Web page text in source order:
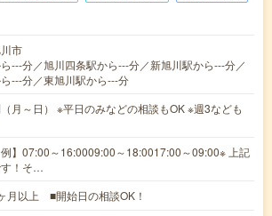
市
---分／旭川四条駅から---分／新旭川駅から---分／
---分／東旭川駅から---分
月～日） ※平日のみなどの相談もOK ※週3なども
例】07:00～16:0009:00～18:0017:00～09:00※ 上記
！そ…
月以上 ■開始日の相談OK！